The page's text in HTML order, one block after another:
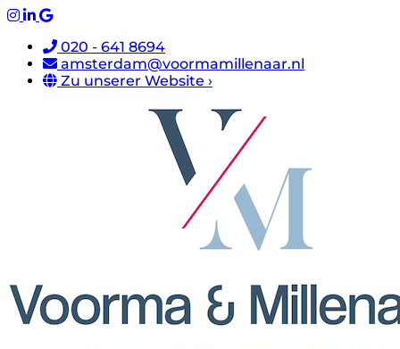
020 - 641 8694
amsterdam@voormamillenaar.nl
Zu unserer Website ›